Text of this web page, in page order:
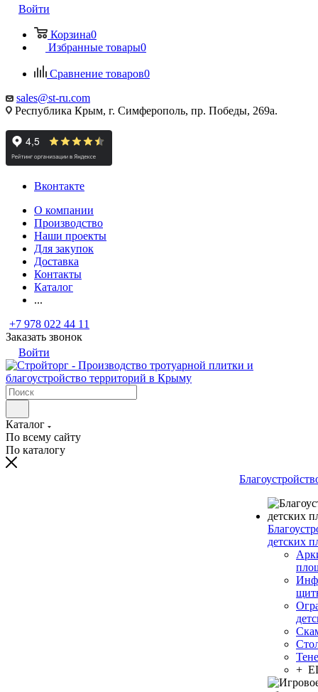
Войти
Корзина0
Избранные товары0
Сравнение товаров0
sales@st-ru.com
Республика Крым, г. Симферополь, пр. Победы, 269а.
Вконтакте
О компании
Производство
Наши проекты
Для закупок
Доставка
Контакты
Каталог
...
+7 978 022 44 11
Заказать звонок
Войти
Каталог
По всему сайту
По каталогу
детских
+